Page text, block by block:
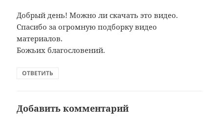
Добрый день! Можно ли скачать это видео.
Спасибо за огромную подборку видео
материалов.
Божьих благословений.
ОТВЕТИТЬ
Добавить комментарий